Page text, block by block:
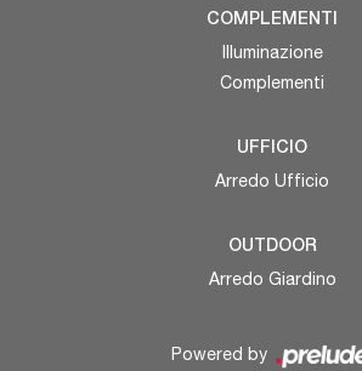
COMPLEMENTI
Illuminazione
Complementi
UFFICIO
Arredo Ufficio
OUTDOOR
Arredo Giardino
Powered by